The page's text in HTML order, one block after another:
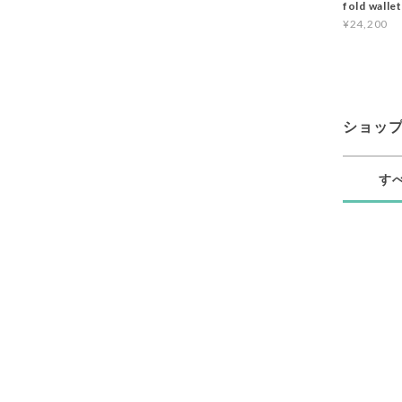
fold wallet
¥24,200
ショッ
す